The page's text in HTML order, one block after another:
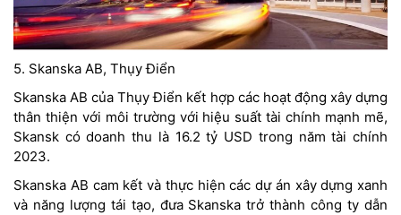
5. Skanska AB, Thụy Điển
Skanska AB của Thụy Điển kết hợp các hoạt động xây dựng
thân thiện với môi trường với hiệu suất tài chính mạnh mẽ,
Skansk có doanh thu là 16.2 tỷ USD trong năm tài chính
2023.
Skanska AB cam kết và thực hiện các dự án xây dựng xanh
và năng lượng tái tạo, đưa Skanska trở thành công ty dẫn